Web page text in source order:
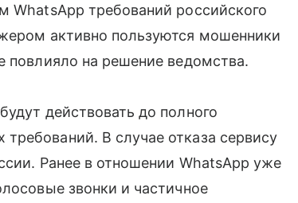
WhatsApp требований российского
активно пользуются мошенники
повлияло на решение ведомства.
действовать до полного
В случае отказа сервису
Ранее в отношении WhatsApp уже
звонки и частичное